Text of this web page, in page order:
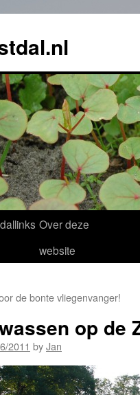
Over deze
website
de bonte vliegenvanger!
op de
2011 byJan